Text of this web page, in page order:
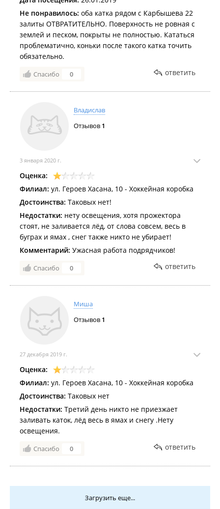
Не понравилось: оба катка рядом с Карбышева 22
залиты ОТВРАТИТЕЛЬНО. Поверхность не ровная с
землей и песком, покрыты не полностью. Кататься
проблематично, коньки после такого катка точить
обязательно.
Спасибо 0 ответить
Владислав
Отзывов 1
3 января 2020 г.
Оценка:
Филиал: ул. Героев Хасана, 10 - Хоккейная коробка
Достоинства: Таковых нет!
Недостатки: нету освещения, хотя прожектора
стоят, не заливается лёд, от слова совсем, весь в
буграх и ямах , снег также никто не убирает!
Комментарий: Ужасная работа подрядчиков!
Спасибо 0 ответить
Миша
Отзывов 1
27 декабря 2019 г.
Оценка:
Филиал: ул. Героев Хасана, 10 - Хоккейная коробка
Достоинства: Таковых нет
Недостатки: Третий день никто не приезжает
заливать каток, лёд весь в ямах и снегу .Нету
освещения.
Спасибо 0 ответить
Загрузить еще...